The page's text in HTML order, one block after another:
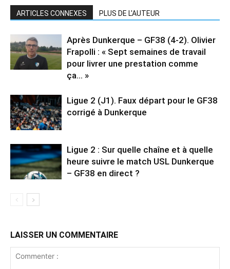
ARTICLES CONNEXES PLUS DE L'AUTEUR
Après Dunkerque – GF38 (4-2). Olivier
Frapolli : « Sept semaines de travail
pour livrer une prestation comme
ça… »
Ligue 2 (J1). Faux départ pour le GF38
corrigé à Dunkerque
Ligue 2 : Sur quelle chaîne et à quelle
heure suivre le match USL Dunkerque
– GF38 en direct ?
LAISSER UN COMMENTAIRE